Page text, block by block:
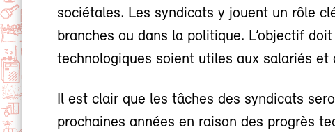
sociétales. Les syndicats y jouent un rôle
branches ou dans la politique. L’objectif
technologiques soient utiles aux salariés et
Il est clair que les tâches des syndicats
prochaines années en raison des progrès